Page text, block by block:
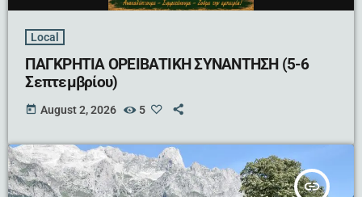
Local
ΠΑΓΚΡΗΤΙΑ ΟΡΕΙΒΑΤΙΚΗ ΣΥΝΑΝΤΗΣΗ (5-6
Σεπτεμβρίου)
today August 2, 2026 5
insert_link